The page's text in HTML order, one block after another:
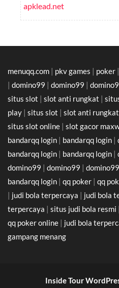
apklead.net
menuqq.com | pkv games | poker |
| domino99 | domino99 |
situs slot | slot anti rungkat |
play | situs slot | slot anti rungkat
situs slot online | slot gacor
bandarqq login | bandarqq login |
bandarqq login | bandarqq login |
domino99 | domino99 | domino99
bandarqq login | qq poker | qq
| judi bola terpercaya | judi bola
terpercaya | situs judi bola resmi |
qq poker online | judi bola
gampang menang
Inside Tour